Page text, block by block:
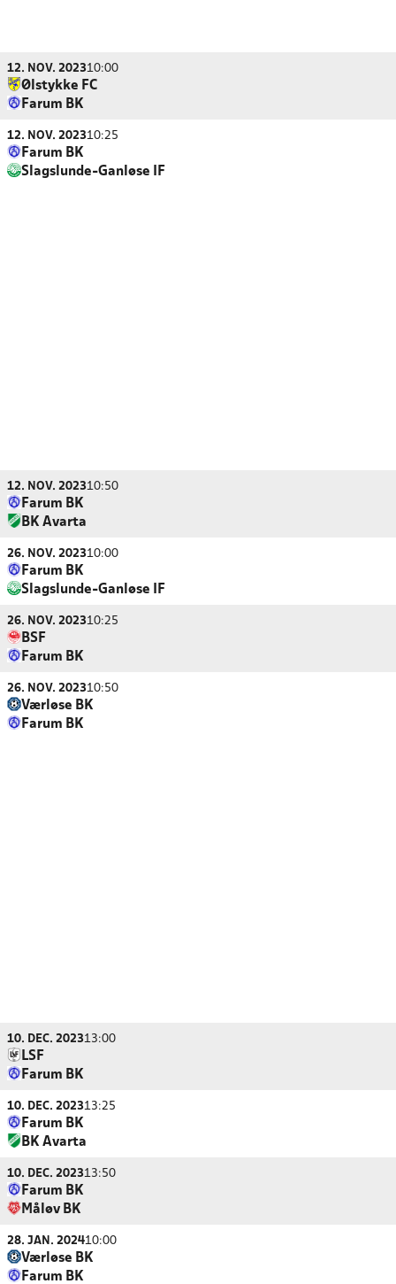
12. NOV. 202310:00
Ølstykke FC
Farum BK
12. NOV. 202310:25
Farum BK
Slagslunde-Ganløse IF
12. NOV. 202310:50
Farum BK
BK Avarta
26. NOV. 202310:00
Farum BK
Slagslunde-Ganløse IF
26. NOV. 202310:25
BSF
Farum BK
26. NOV. 202310:50
Værløse BK
Farum BK
10. DEC. 202313:00
LSF
Farum BK
10. DEC. 202313:25
Farum BK
BK Avarta
10. DEC. 202313:50
Farum BK
Måløv BK
28. JAN. 202410:00
Værløse BK
Farum BK